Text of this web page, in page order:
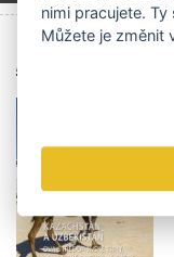
Archiv čísel
nimi pracujete.
Můžete je změnit